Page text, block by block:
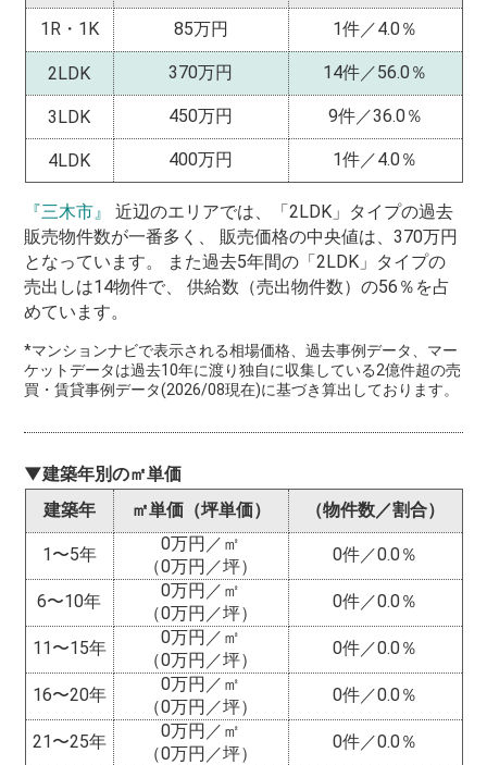
1R・1K
85万円 1件／4.0％
2LDK 370万円 14件／56.0％
3LDK 450万円 9件／36.0％
4LDK 400万円 1件／4.0％
『三木市』
近辺のエリアでは、「2LDK」タイプの過去
販売物件数が一番多く、 販売価格の中央値は、370万円
となっています。 また過去5年間の「2LDK」タイプの
売出しは14物件で、 供給数（売出物件数）の56％を占
めています。
*マンションナビで表示される相場価格、過去事例データ、マー
ケットデータは過去10年に渡り独自に収集している2億件超の売
買・賃貸事例データ(2026/08現在)に基づき算出しております。
▼建築年別の㎡単価
建築年
㎡単価（坪単価） （物件数／割合）
1〜5年
0万円／㎡
（0万円／坪）
0件／0.0％
6〜10年
0万円／㎡
（0万円／坪）
0件／0.0％
11〜15年
0万円／㎡
（0万円／坪）
0件／0.0％
16〜20年
0万円／㎡
（0万円／坪）
0件／0.0％
21〜25年
0万円／㎡
（0万円／坪）
0件／0.0％